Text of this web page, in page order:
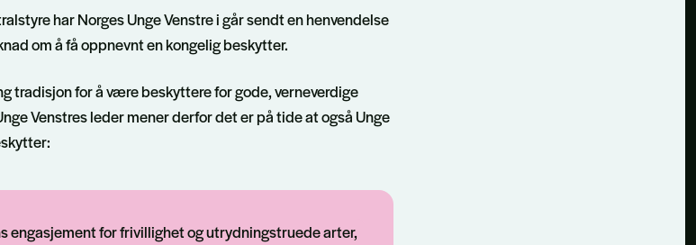
har Norges Unge Venstre i går sendt en henvendelse
om å få oppnevnt en kongelig beskytter.
tradisjon for å være beskyttere for gode, verneverdige
Venstres leder mener derfor det er på tide at også Unge
engasjement for frivillighet og utrydningstruede arter,